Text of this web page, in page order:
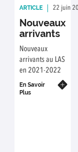
ARTICLE 22 juin
Nouveaux
arrivants
Nouveaux
arrivants au LAS
en 2021-2022
En Savoir
Plus